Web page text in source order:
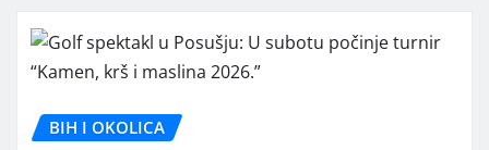
BIH I OKOLICA